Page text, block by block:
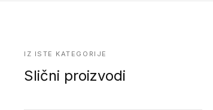
IZ ISTE KATEGORIJE
Slični proizvodi